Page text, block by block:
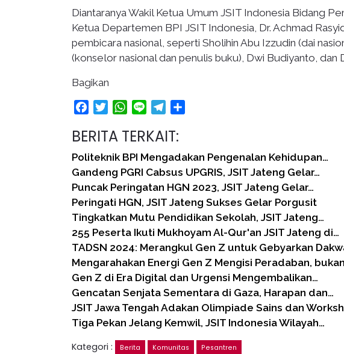
Diantaranya Wakil Ketua Umum JSIT Indonesia Bidang
Ketua Departemen BPI JSIT Indonesia, Dr. Achmad
pembicara nasional, seperti Sholihin Abu Izzudin (dai
(konselor nasional dan penulis buku), Dwi Budiyanto, dan
Bagikan
FacebookTwitterWhatsApp
Line Telegram
BERITA TERKAIT:
Politeknik BPI Mengadakan Pengenalan Kehidupan…
Gandeng PGRI Cabsus UPGRIS, JSIT Jateng Gelar…
Puncak Peringatan HGN 2023, JSIT Jateng Gelar…
Peringati HGN, JSIT Jateng Sukses Gelar Porgusit
Tingkatkan Mutu Pendidikan Sekolah, JSIT Jateng…
255 Peserta Ikuti Mukhoyam Al-Qur'an JSIT Jateng di…
TADSN 2024: Merangkul Gen Z untuk Gebyarkan
Mengarahakan Energi Gen Z Mengisi Peradaban,
Gen Z di Era Digital dan Urgensi Mengembalikan…
Gencatan Senjata Sementara di Gaza, Harapan dan…
JSIT Jawa Tengah Adakan Olimpiade Sains dan
Tiga Pekan Jelang Kemwil, JSIT Indonesia Wilayah…
Kategori :
Berita Komunitas Pesantren